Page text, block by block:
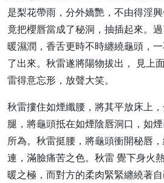
是梨花帶雨，分外嬌艷，不由得淫
竟把櫻唇當成了秘洞，抽插起來。
暖濕潤，香舌更時不時纏繞龜頭，
了出來。秋雷遂將陽物拔出， 見上
雷得意忘形，放聲大笑。
秋雷摟住如煙纖腰，將其平放床上
腿，將龜頭抵在如煙陰唇洞口，如
所為。秋雷挺腰，將龜頭衝開秘唇
連，滿臉痛苦之色。秋雷 覺下身火
暖之極，而對方的柔肉緊緊纏繞著